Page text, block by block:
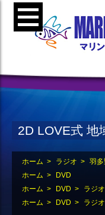
2D LOVE式 地
ホーム > ラジオ > 羽
ホーム >
DVD
ホーム > DVD >
ラジ
ホーム > DVD > ラジ